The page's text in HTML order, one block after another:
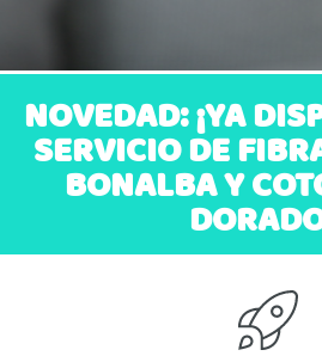
NOVEDAD: ¡YA
SERVICIO DE
BONALBA Y